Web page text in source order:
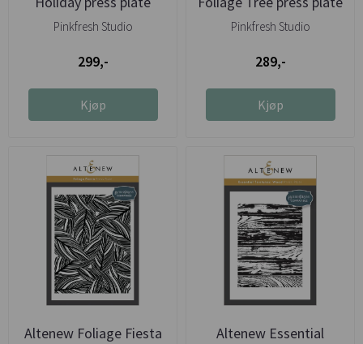
Pinkfresh Studio
299,-
Kjøp
Pinkfresh Studio
289,-
Kjøp
Altenew Foliage Fiesta
Altenew Essential